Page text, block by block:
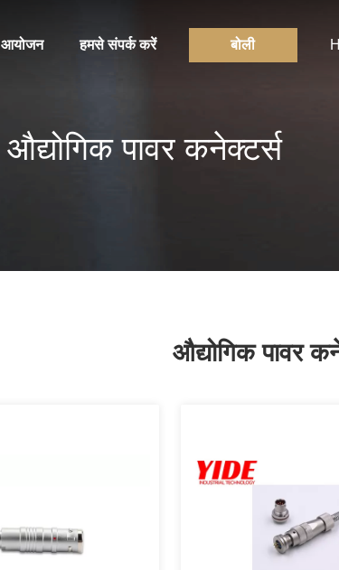
आयोजन हमसे संपर्क करें बोली
औद्योगिक पावर कनेक्टर्स
औद्योगिक पावर